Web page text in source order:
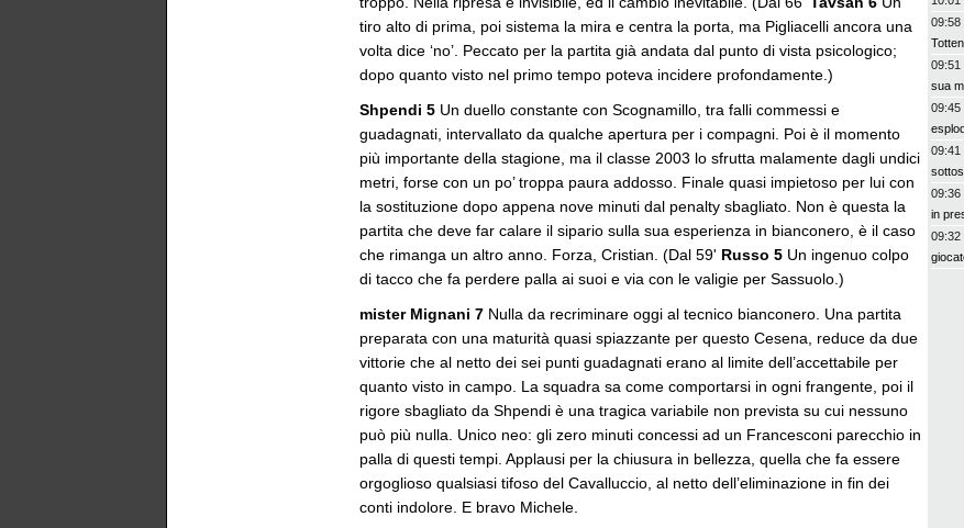
tiro alto di prima, poi sistema la mira e centra la porta, ma Pigliacelli ancora una
volta dice ‘no’. Peccato per la partita già andata dal punto di vista psicologico;
dopo quanto visto nel primo tempo poteva incidere profondamente.)
Shpendi 5 Un duello constante con Scognamillo, tra falli commessi e
guadagnati, intervallato da qualche apertura per i compagni. Poi è il momento
più importante della stagione, ma il classe 2003 lo sfrutta malamente dagli undici
metri, forse con un po’ troppa paura addosso. Finale quasi impietoso per lui con
la sostituzione dopo appena nove minuti dal penalty sbagliato. Non è questa la
partita che deve far calare il sipario sulla sua esperienza in bianconero, è il caso
che rimanga un altro anno. Forza, Cristian. (Dal 59' Russo 5 Un ingenuo colpo
di tacco che fa perdere palla ai suoi e via con le valigie per Sassuolo.)
mister Mignani 7 Nulla da recriminare oggi al tecnico bianconero. Una partita
preparata con una maturità quasi spiazzante per questo Cesena, reduce da due
vittorie che al netto dei sei punti guadagnati erano al limite dell’accettabile per
quanto visto in campo. La squadra sa come comportarsi in ogni frangente, poi il
rigore sbagliato da Shpendi è una tragica variabile non prevista su cui nessuno
può più nulla. Unico neo: gli zero minuti concessi ad un Francesconi parecchio in
palla di questi tempi. Applausi per la chiusura in bellezza, quella che fa essere
orgoglioso qualsiasi tifoso del Cavalluccio, al netto dell’eliminazione in fin dei
conti indolore. E bravo Michele.
09:58
09:51
sua
09:45
09:41
09:36
in
09:32